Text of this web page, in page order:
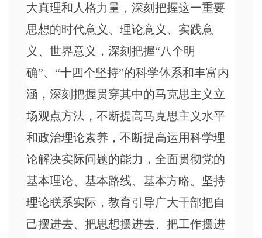
大真理和人格力量，深刻把握这一重要
思想的时代意义、理论意义、实践意
义、世界意义，深刻把握“八个明
确”、“十四个坚持”的科学体系和丰富内
涵，深刻把握贯穿其中的马克思主义立
场观点方法，不断提高马克思主义水平
和政治理论素养，不断提高运用科学理
论解决实际问题的能力，全面贯彻党的
基本理论、基本路线、基本方略。坚持
理论联系实际，教育引导广大干部把自
己摆进去、把思想摆进去、把工作摆进